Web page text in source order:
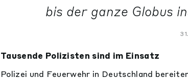
bis der ganze Globus
Tausende Polizisten sind im Einsatz
Polizei und Feuerwehr in Deutschland